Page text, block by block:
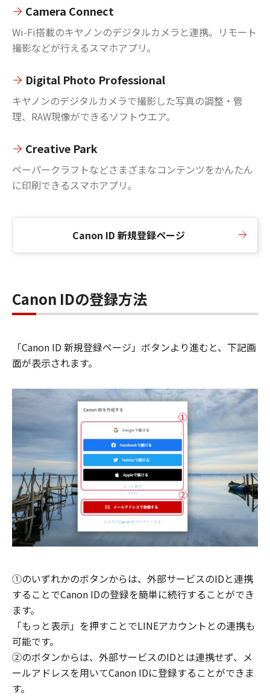
Camera Connect
Wi-Fi搭載のキヤノンのデジタルカメラと連携。リモート
撮影などが行えるスマホアプリ。
Digital Photo Professional
キヤノンのデジタルカメラで撮影した写真の調整・管
理、RAW現像ができるソフトウエア。
Creative Park
ペーパークラフトなどさまざまなコンテンツをかんたん
に印刷できるスマホアプリ。
Canon ID 新規登録ページ
Canon IDの登録方法
「Canon ID 新規登録ページ」ボタンより進むと、下記画
面が表示されます。
①のいずれかのボタンからは、外部サービスのIDと連携
することでCanon IDの登録を簡単に続行することができ
ます。
「もっと表示」を押すことでLINEアカウントとの連携も
可能です。
②のボタンからは、外部サービスのIDとは連携せず、メ
ールアドレスを用いてCanon IDに登録することができま
す。